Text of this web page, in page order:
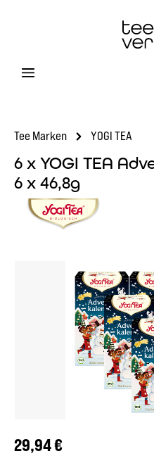
Tee Marken YOGI TEA
6 x YOGI TEA
6 x 46,8g
Bildergalerie überspringen
Regulärer Preis:
29,94 €